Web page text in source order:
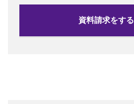
資料請求をする